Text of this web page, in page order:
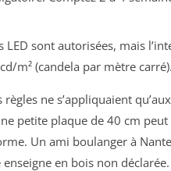
LED sont autorisées, mais
m² (candela par mètre
règles ne s’appliquaient
petite plaque de 40 cm peut
Un ami boulanger à
en bois non